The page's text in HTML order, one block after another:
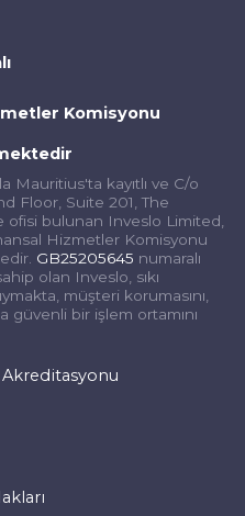
Komisyonu
Mauritius'ta kayıtlı ve C/o
Floor, Suite 201, The
ofisi bulunan Inveslo Limited,
Hizmetler Komisyonu
GB25205645 numaralı
olan Inveslo, sıkı
müşteri korumasını,
güvenli bir işlem ortamını